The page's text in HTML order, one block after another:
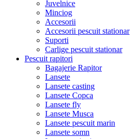
Juvelnice
Minciog
Accesorii
Accesorii pescuit stationar
Suporti
Carlige pescuit stationar
Pescuit rapitori
Bagajerie Rapitor
Lansete
Lansete casting
Lansete Copca
Lansete fly
Lansete Musca
Lansete pescuit marin
Lansete somn